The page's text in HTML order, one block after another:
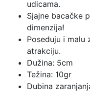
udicama.
Sjajne bacačke
dimenzija!
Poseduju i malu
atrakciju.
Dužina: 5cm
Težina: 10gr
Dubina